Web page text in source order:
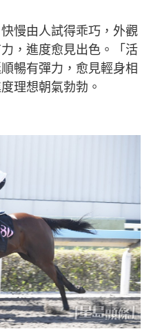
慢由人試得乖巧，外觀
，進度愈見出色。「活
暢有彈力，愈見輕身相
理想朝氣勃勃。